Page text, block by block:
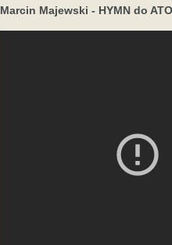
Marcin Majewski - HYMN do